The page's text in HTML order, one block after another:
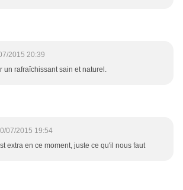
2015 20:39
un rafraîchissant sain et naturel.
07/2015 19:54
extra en ce moment, juste ce qu'il nous faut